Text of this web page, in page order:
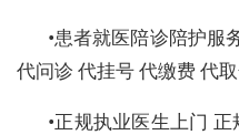
•患者就医陪诊陪护服
代问诊 代挂号 代缴费 代
•正规执业医生上门